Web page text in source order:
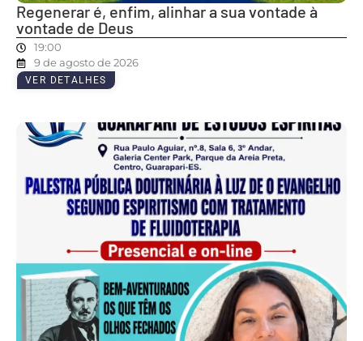
Regenerar é, enfim, alinhar a sua vontade à
vontade de Deus
19:00
9 de agosto de 2026
VER DETALHES